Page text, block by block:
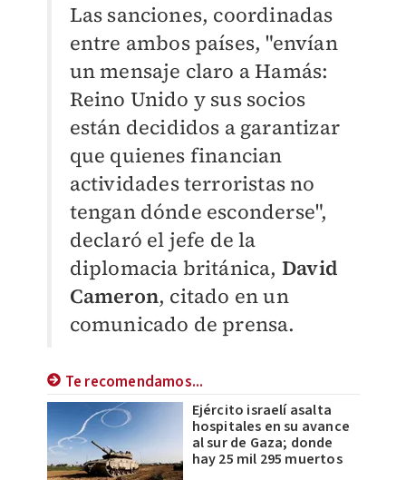
Las sanciones, coordinadas
entre ambos países, "envían
un mensaje claro a Hamás:
Reino Unido y sus socios
están decididos a garantizar
que quienes financian
actividades terroristas no
tengan dónde esconderse",
declaró el jefe de la
diplomacia británica, David
Cameron, citado en un
comunicado de prensa.
Te recomendamos...
Ejército israelí asalta
hospitales en su avance
al sur de Gaza; donde
hay 25 mil 295 muertos